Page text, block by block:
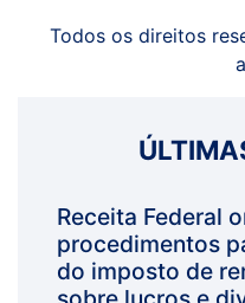
Todos os direitos
Receita Federal
procedimentos
do imposto de